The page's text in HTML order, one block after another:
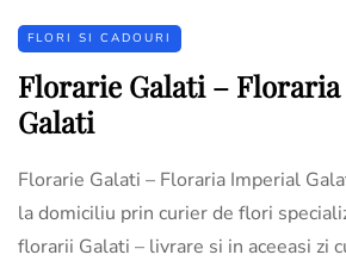
FLORI SI CADOURI
Florarie Galati –
Galati
Florarie Galati – Floraria Imperial
la domiciliu prin curier de flori
florarii Galati – livrare si in aceeasi zi